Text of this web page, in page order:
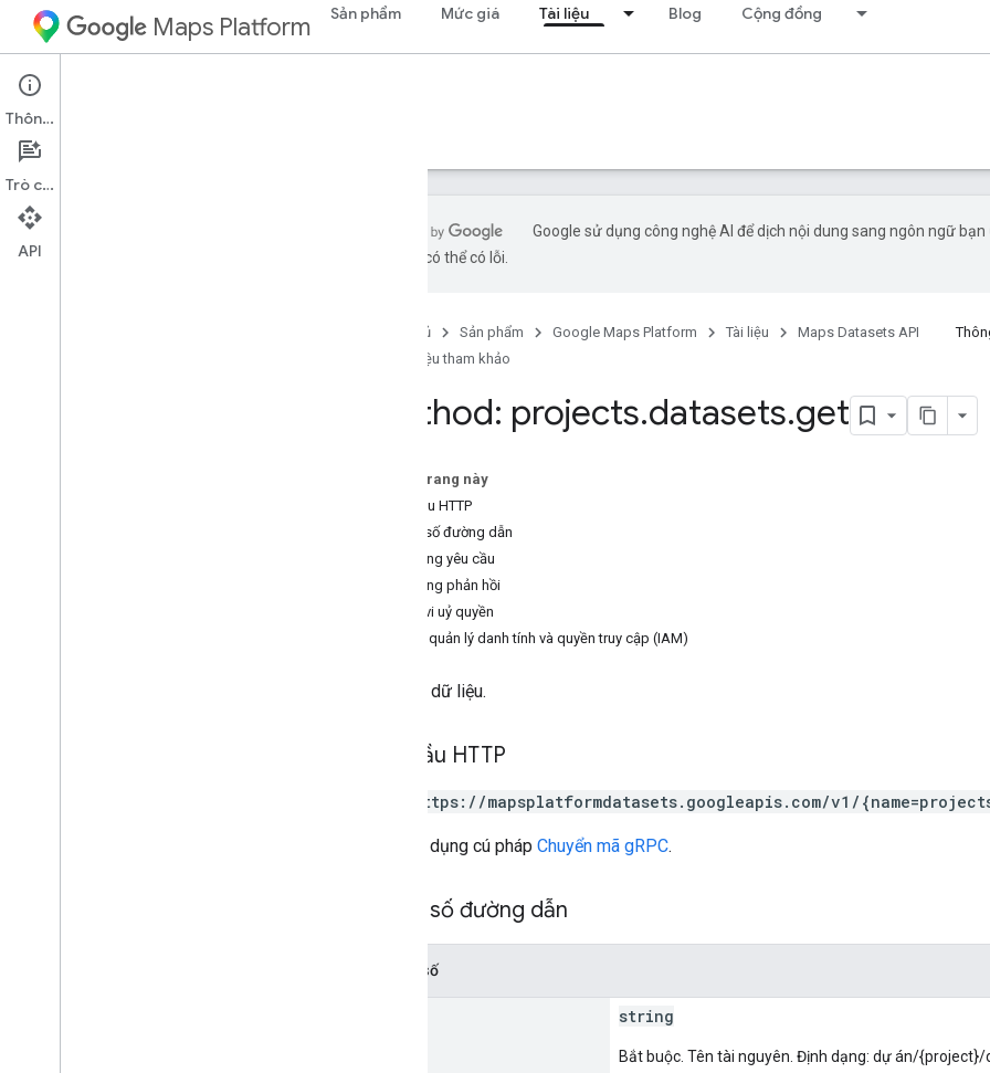
Maps Platform Sản phẩm Mức giá Tài liệu Blog Cộng đồng
Maps Datasets API
Hướng dẫn
Google sử dụng công nghệ AI để dịch nội dung sang ngôn ngữ
bằng AI có thể có lỗi.
Trang chủ Sản phẩm Google Maps Platform Tài liệu
Maps Datasets API
Tài liệu tham khảo
Method: projects.datasets.get
Trên trang này
Yêu cầu HTTP
Tham số đường dẫn
Nội dung yêu cầu
Nội dung phản hồi
Phạm vi uỷ quyền
Quyền quản lý danh tính và quyền truy cập (IAM)
Lấy tập dữ liệu.
Yêu cầu HTTP
GET https://mapsplatformdatasets.googleapis.com/v1/
URL sử dụng cú pháp Chuyển mã gRPC.
Tham số đường dẫn
Tham số
string
Bắt buộc. Tên tài nguyên. Định dạng: dự án/
Thông tin
Trò chuyện
API